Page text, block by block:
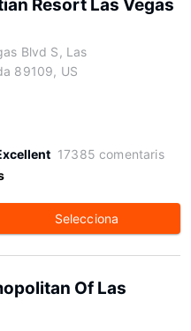
Resort Las Vegas
Blvd S, Las
89109, US
17385 comentaris
Selecciona
Of Las